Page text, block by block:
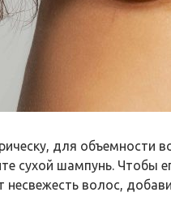
для объемности
сухой шампунь. Чтобы
несвежесть волос,